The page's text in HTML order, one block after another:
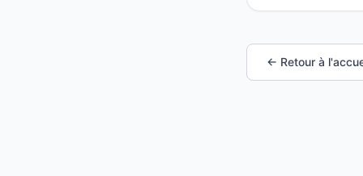
← Retour à